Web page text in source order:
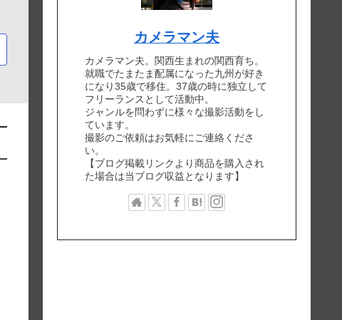
カメラマン夫
カメラマン夫。関西生まれの関西育ち。
就職でたまたま配属になった九州が好き
になり35歳で移住。37歳の時に独立して
フリーランスとして活動中。
ジャンルを問わずに様々な撮影活動をし
ています。
撮影のご依頼はお気軽にご連絡くださ
い。
【ブログ掲載リンクより商品を購入され
た場合は当ブログ収益となります】